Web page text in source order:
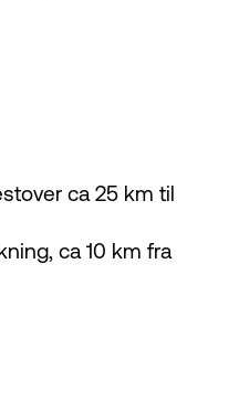
ca 25 km til
ca 10 km fra